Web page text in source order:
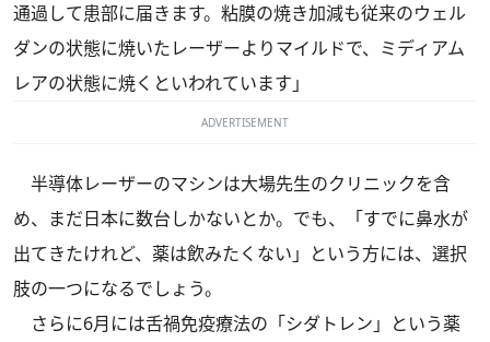
通過して患部に届きます。粘膜の焼き加減も従来のウェル
ダンの状態に焼いたレーザーよりマイルドで、ミディアム
レアの状態に焼くといわれています」
ADVERTISEMENT
半導体レーザーのマシンは大場先生のクリニックを含
め、まだ日本に数台しかないとか。でも、「すでに鼻水が
出てきたけれど、薬は飲みたくない」という方には、選択
肢の一つになるでしょう。
さらに6月には舌禍免疫療法の「シダトレン」という薬